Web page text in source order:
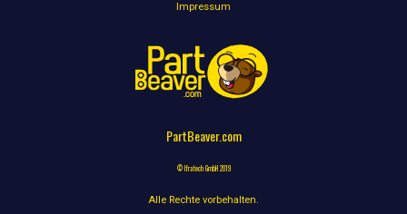
Impressum
PartBeaver.com
© Ifratech GmbH 2019
Alle Rechte vorbehalten.